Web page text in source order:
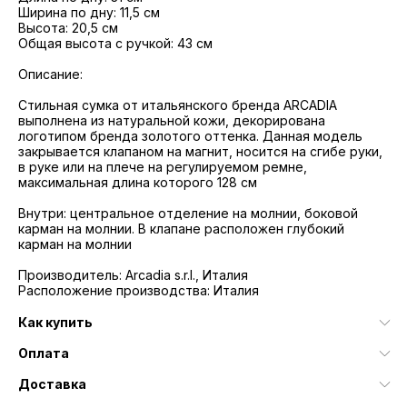
Ширина по дну: 11,5 см
Высота: 20,5 см
Общая высота с ручкой: 43 см
Описание:
Стильная сумка от итальянского бренда ARCADIA
выполнена из натуральной кожи, декорирована
логотипом бренда золотого оттенка. Данная модель
закрывается клапаном на магнит, носится на сгибе руки,
в руке или на плече на регулируемом ремне,
максимальная длина которого 128 см
Внутри: центральное отделение на молнии, боковой
карман на молнии. В клапане расположен глубокий
карман на молнии
Производитель: Arcadia s.r.l., Италия
Расположение производства: Италия
Как купить
Оплата
Доставка